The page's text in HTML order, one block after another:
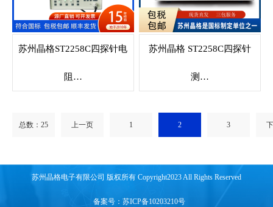
苏州晶格ST2258C四探针电
阻…
苏州晶格 ST2258C四探针
测…
总数：25 上一页 1 2 3
苏州晶格电子有限公司 版权所有 Copyright2023 All Rights Reserved
备案号：苏ICP备10203210号